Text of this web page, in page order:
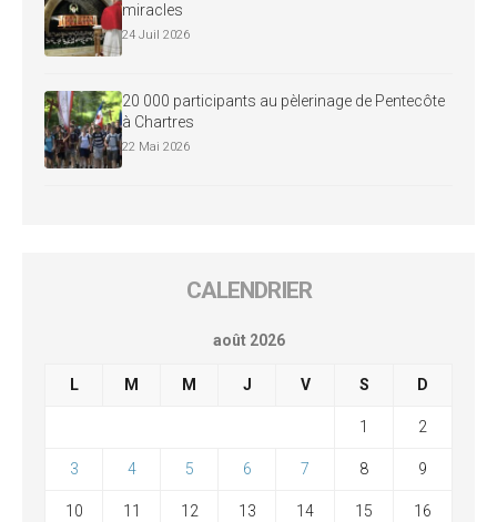
miracles
24 Juil 2026
20 000 participants au pèlerinage de Pentecôte
à Chartres
22 Mai 2026
CALENDRIER
août 2026
L M M J V S D
1 2
3 4 5 6 7 8 9
10 11 12 13 14 15 16